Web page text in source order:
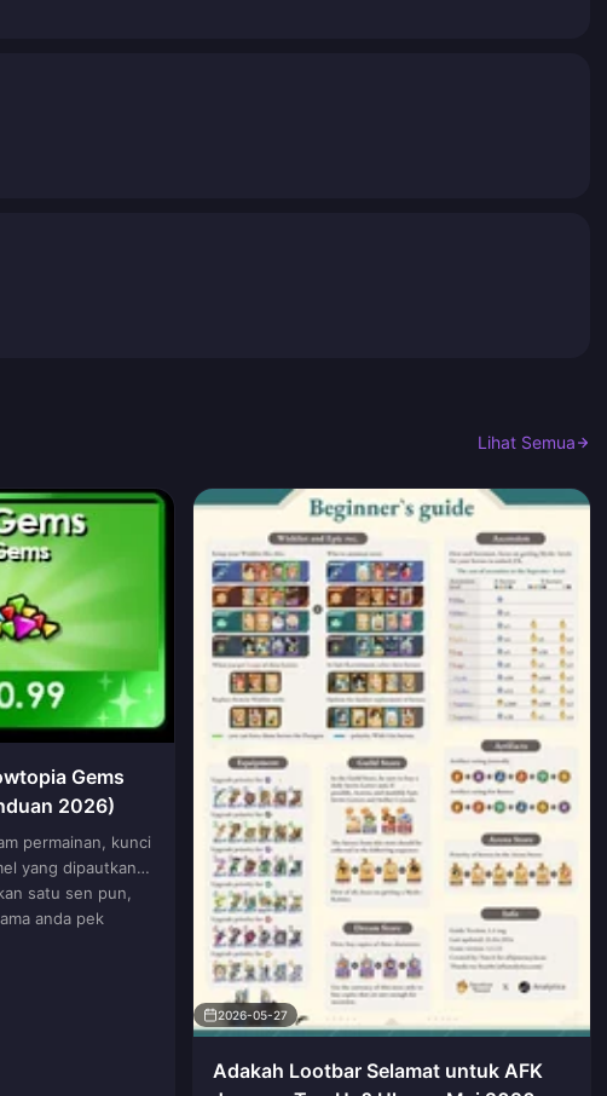
Lihat Semua
Gems
2026)
permainan, kunci
yang dipautkan
satu sen pun,
anda pek
2026-05-27
Adakah Lootbar Selamat untuk AFK